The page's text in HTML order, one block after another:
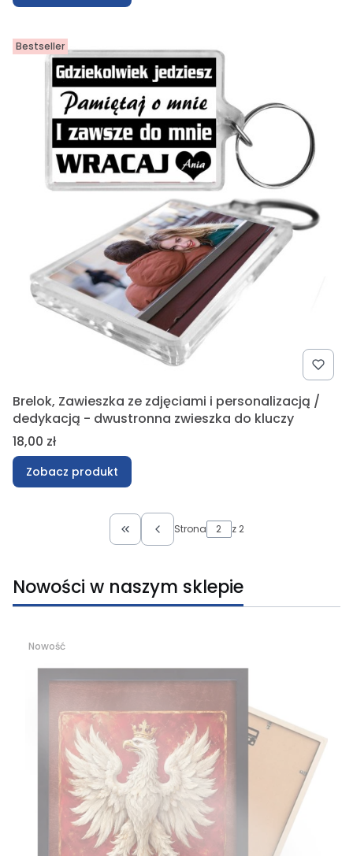
Bestseller
Brelok, Zawieszka ze zdjęciami i personalizacją /
dedykacją - dwustronna zwieszka do kluczy
Cena
18,00 zł
Zobacz produkt
Wróć do pierwszej strony z produktami
Strona z 2
Nowości w naszym sklepie
Nowość